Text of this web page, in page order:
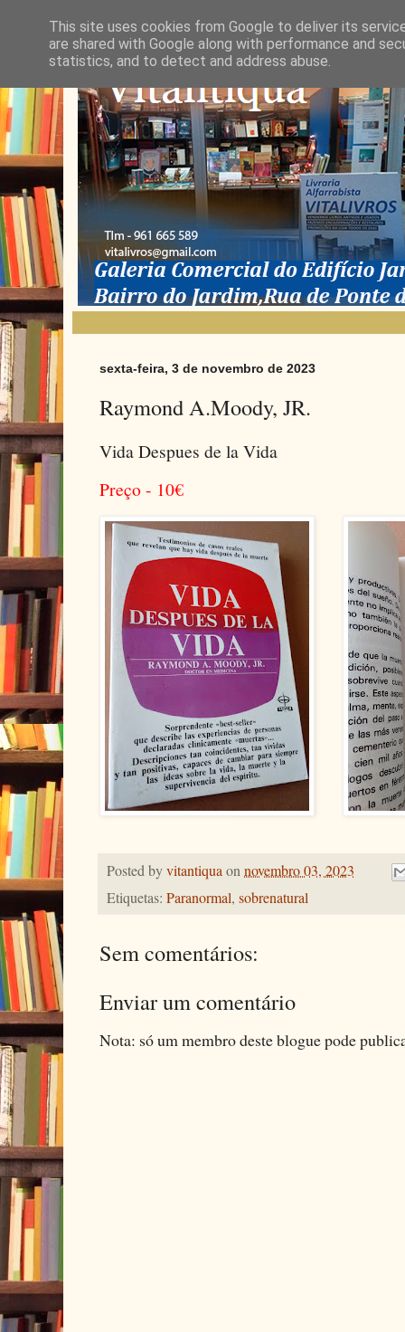
sexta-feira, 3 de novembro de 2023
Raymond A.Moody, JR.
Vida Despues de la Vida
Preço - 10€
Posted byvitantiquaonnovembro 03, 2023
Etiquetas: Paranormal, sobrenatural
Sem comentários:
Enviar um comentário
Nota: só um membro deste blogue pode
This site uses cookies from Google to deliver its
are shared with Google along with performance and
statistics, and to detect and address abuse.